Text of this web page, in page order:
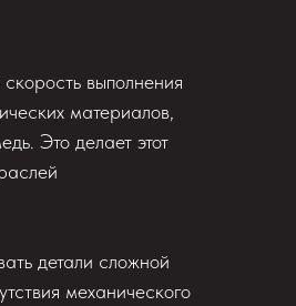
выполнения
материалов,
Это делает этот
детали сложной
механического